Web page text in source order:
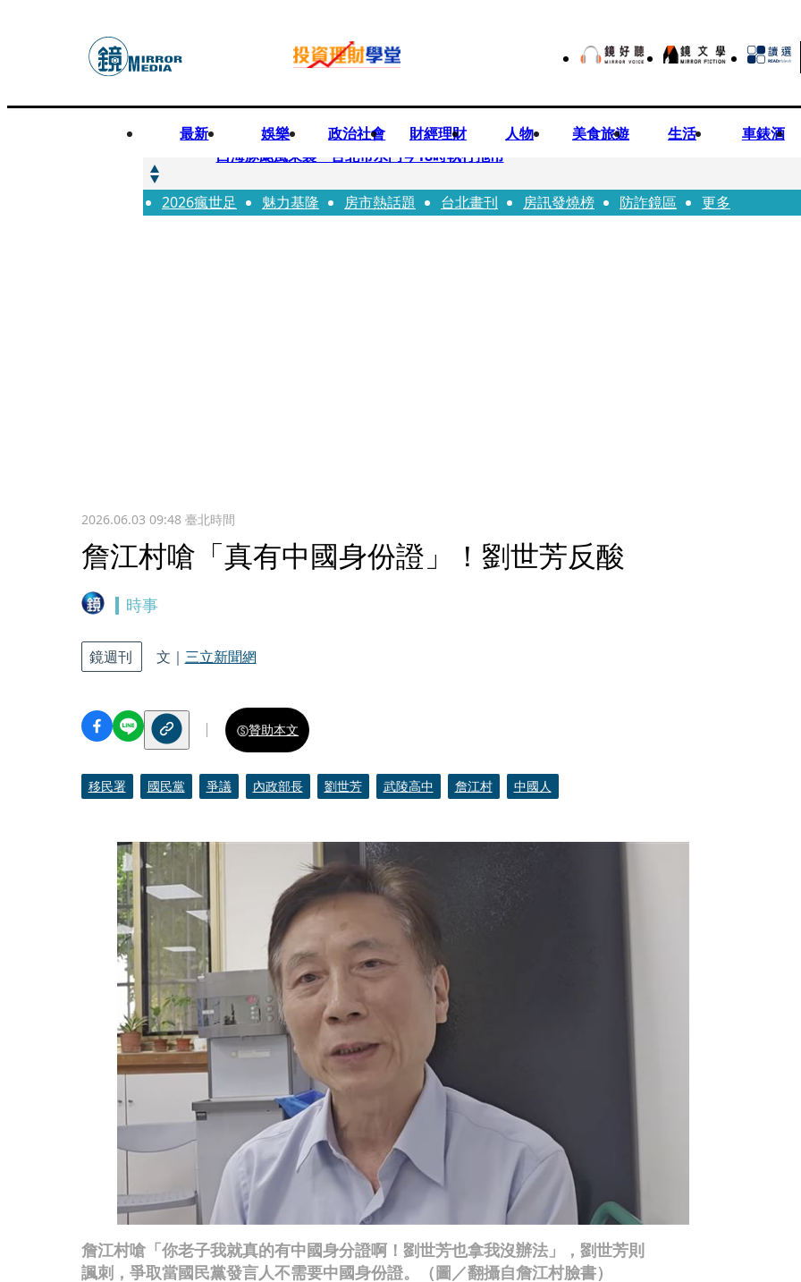
最新 娛樂 政治社會 財經理財 人物 美食旅遊 生活 車錶酒
快訊
白海豚颱風來襲 台北市水門今18時執行拖吊
快訊
AKIRA台北唱到一半突收兒子告白「爸爸I LOVE YOU」 驚喜林志玲同步曝光父親節「披
2026瘋世足 魅力基隆 房市熱話題 台北畫刊 房訊發燒榜 防詐鏡區 更多
2026.06.03 09:48臺北時間
詹江村嗆「真有中國身份證」！劉世芳反酸
時事
詹江村嗆「你老子我就真的有中國身分證啊！劉世芳也拿我沒辦法」，劉世芳則
諷刺，爭取當國民黨發言人不需要中國身份證。（圖／翻攝自詹江村臉書）
鏡週刊 文｜ 三立新聞網
贊助本文
移民署 國民黨 爭議 內政部長 劉世芳 武陵高中 詹江村 中國人